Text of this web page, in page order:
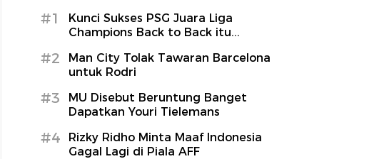
#1
Kunci Sukses PSG Juara Liga
Champions Back to Back itu...
#2
Man City Tolak Tawaran Barcelona
untuk Rodri
#3
MU Disebut Beruntung Banget
Dapatkan Youri Tielemans
#4
Rizky Ridho Minta Maaf Indonesia
Gagal Lagi di Piala AFF